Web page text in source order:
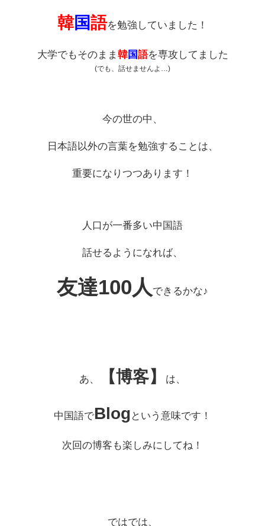
韓国語を勉強していました！
大学でもそのまま 韓国語を専攻してました
(でも、話せませんよ…)
今の世の中、
日本語以外の言葉を勉強することは、
重要になりつつあります！
人口が一番多い中国語
話せるようになれば、
友達100人 できるかな♪
あ、 【博客】 は、
中国語でBlog という意味です！
次回の博客も楽しみにしてね！
ではでは、